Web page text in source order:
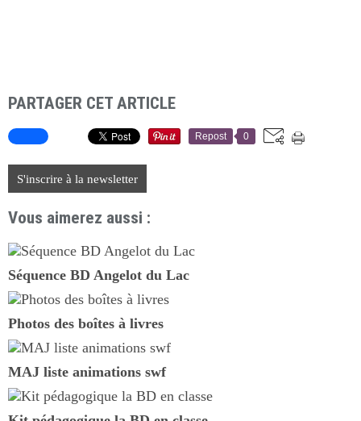
PARTAGER CET ARTICLE
Repost 0
S'inscrire à la newsletter
Vous aimerez aussi :
Séquence BD Angelot du Lac
Photos des boîtes à livres
MAJ liste animations swf